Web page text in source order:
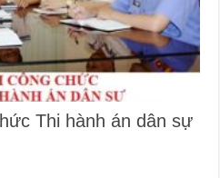
Thi hành án dân sự